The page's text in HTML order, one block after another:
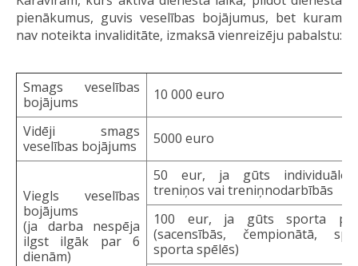
pienākumus, guvis veselības bojājumus, bet kuram
nav noteikta invaliditāte, izmaksā vienreizēju pabalstu:
Smags veselības
bojājums
10 000 euro
Vidēji smags
veselības bojājums
5000 euro
Viegls veselības
bojājums
(ja darba nespēja
ilgst ilgāk par 6
dienām)
50 eur, ja gūts
treniņos vai treniņnodarbībās
100 eur, ja gūts sporta
(sacensībās, čempionātā,
sporta spēlēs)